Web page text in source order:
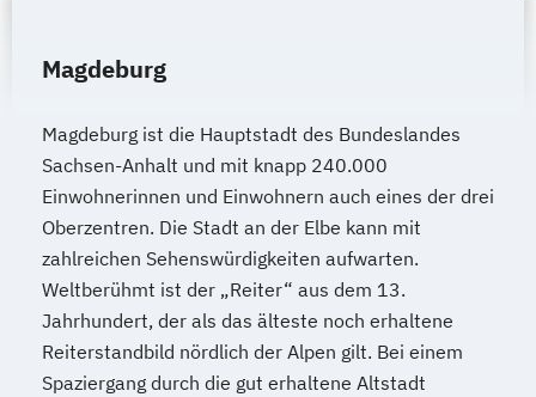
Magdeburg
Magdeburg ist die Hauptstadt des Bundeslandes
Sachsen-Anhalt und mit knapp 240.000
Einwohnerinnen und Einwohnern auch eines der drei
Oberzentren. Die Stadt an der Elbe kann mit
zahlreichen Sehenswürdigkeiten aufwarten.
Weltberühmt ist der „Reiter“ aus dem 13.
Jahrhundert, der als das älteste noch erhaltene
Reiterstandbild nördlich der Alpen gilt. Bei einem
Spaziergang durch die gut erhaltene Altstadt